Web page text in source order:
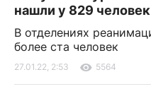
нашли у 829 человек
В отделениях
более ста человек
27.01.22, 2:53 5564